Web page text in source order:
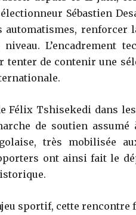
Sébastien
automatismes, renforcer
L’encadrement
tenter de contenir une
Félix Tshisekedi dans
de soutien
très mobilisée
ont ainsi fait le
sportif, cette